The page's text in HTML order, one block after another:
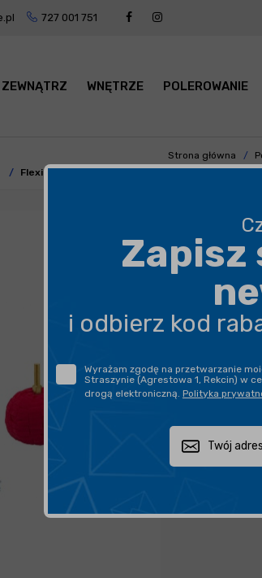
727 001 751
ZEWNĄTRZ WNĘTRZE POLEROWANIE
Strona główna
Flexipads Kulka Polerska 70mm z trzpieniem
Flexipads
polerowania
dalej
Zapisz
i odbierz kod
Wyrażam zgodę na przetwarzanie
Straszynie (Agrestowa 1, Rekcin) w
drogą elektroniczną. Polityka